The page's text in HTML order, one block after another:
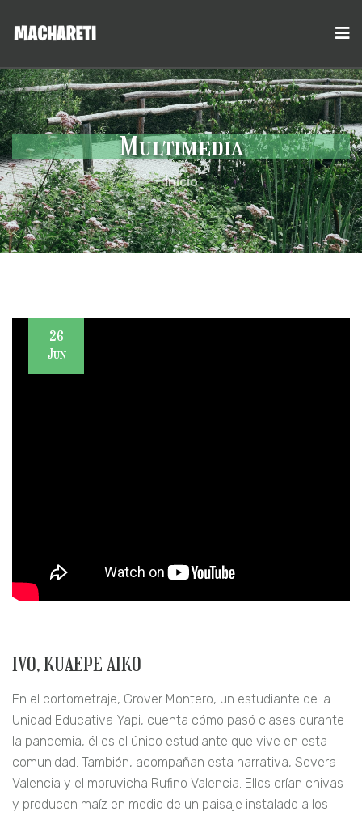
Multimedia
Inicio
26
Jun
IVO, KUAEPE AIKO
En el cortometraje, Grover Montero, un estudiante de la
Unidad Educativa Yapi, cuenta cómo pasó clases durante
la pandemia, él es el único estudiante que vive en esta
comunidad. También, acompañan esta narrativa, Severa
Valencia y el mbruvicha Rufino Valencia. Ellos crían chivas
y producen maíz en medio de un paisaje instalado a los